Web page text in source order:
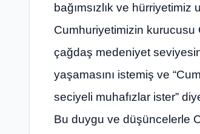
bağımsızlık ve
Cumhuriyetimizin kurucusu
çağdaş medeniyet
yaşamasını istemiş ve
seciyeli muhafızlar ister”
Bu duygu ve düşüncelerle